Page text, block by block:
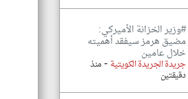
#وزير الخزانة الأميركي:
مضيق هرمز سيفقد أهميته
خلال عامين
جريدة الجريدة الكويتية -منذ
دقيقتين